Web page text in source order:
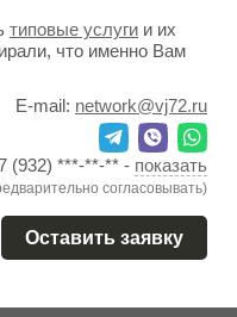
типовые услуги и их
что именно Вам
E-mail: network@vj72.ru
(932) ***-**-** - показать
согласовывать)
Оставить заявку